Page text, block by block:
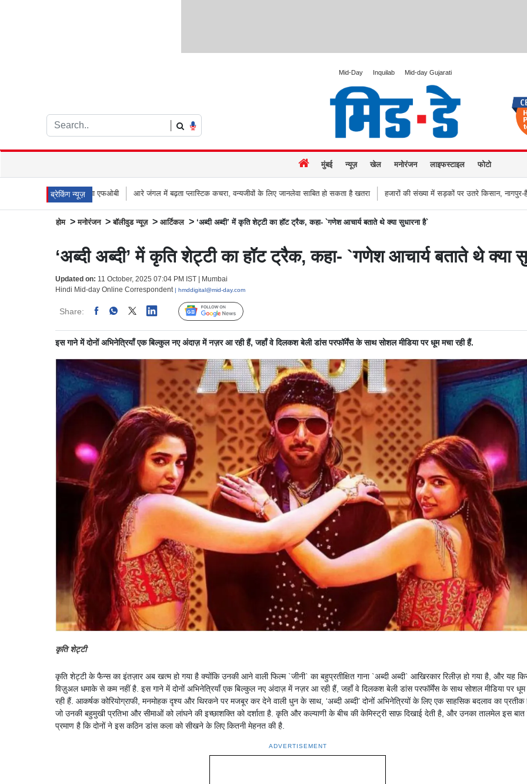
Mid-Day Inquilab Mid-day Gujarati
मुंबई न्यूज़ खेल मनोरंजन लाइफस्टाइल फोटो
ब्रेकिंग न्यूज़
मीटर लंबा एफओबी आरे जंगल में बढ़ता प्लास्टिक कचरा, वन्यजीवों के लिए जानलेवा साबित हो सकता है खतरा हजारों की संख्या में सड़कों पर उतरे किसान, नागपुर-हैदराबाद राजमार्ग
होम >मनोरंजन >बॉलीवुड न्यूज़ > आर्टिकल > ‘अब्दी अब्दी’ में कृति शेट्टी का हॉट ट्रैक, कहा- `गणेश आचार्य बताते थे क्या सुधारना है`
‘अब्दी अब्दी’ में कृति शेट्टी का हॉट ट्रैक, कहा- `गणेश आचार्य बताते थे क्या
Updated on: 11 October, 2025 07:04 PM IST | Mumbai
Hindi Mid-day Online Correspondent
| hmddigital@mid-day.com
Share: Linked Follow Us
इस गाने में दोनों अभिनेत्रियाँ एक बिल्कुल नए अंदाज़ में नज़र आ रही हैं, जहाँ वे दिलकश बेली डांस परफॉर्मेंस के साथ सोशल मीडिया पर धूम मचा रही हैं.
कृति शेट्टी
कृति शेट्टी के फैन्स का इंतज़ार अब खत्म हो गया है क्योंकि उनकी आने वाली फिल्म `जीनी` का बहुप्रतीक्षित गाना `अब्दी अब्दी` आखिरकार रिलीज़ हो गया है, और यह
विज़ुअल धमाके से कम नहीं है. इस गाने में दोनों अभिनेत्रियाँ एक बिल्कुल नए अंदाज़ में नज़र आ रही हैं, जहाँ वे दिलकश बेली डांस परफॉर्मेंस के साथ सोशल मीडिया पर धूम
रही हैं. आकर्षक कोरियोग्राफी, मनमोहक दृश्य और थिरकने पर मजबूर कर देने वाली धुन के साथ, ‘अब्दी अब्दी’ दोनों अभिनेत्रियों के लिए एक साहसिक बदलाव का प्रतीक
जो उनकी बहुमुखी प्रतिभा और सीमाओं को लांघने की इच्छाशक्ति को दर्शाता है. कृति और कल्याणी के बीच की केमिस्ट्री साफ़ दिखाई देती है, और उनका तालमेल इस बात
प्रमाण है कि दोनों ने इस कठिन डांस कला को सीखने के लिए कितनी मेहनत की है.
ADVERTISEMENT